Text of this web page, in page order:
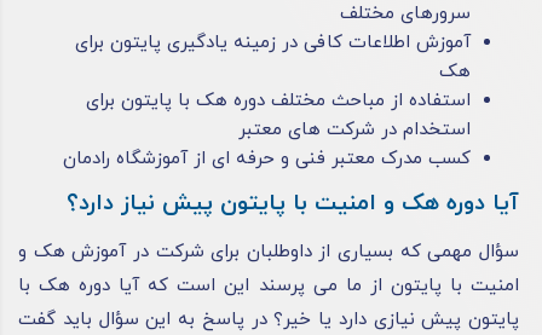
سرورهای مختلف
آموزش اطلاعات کافی در زمینه یادگیری پایتون برای
هک
استفاده از مباحث مختلف دوره هک با پایتون برای
استخدام در شرکت‌ های معتبر
کسب مدرک معتبر فنی و حرفه ای از آموزشگاه رادمان
آیا دوره هک و امنیت با پایتون پیش‌ نیاز دارد؟
سؤال مهمی که بسیاری از داوطلبان برای شرکت در آموزش هک و
امنیت با پایتون از ما می‌ پرسند این است که آیا دوره هک با
پایتون پیش‌ نیازی دارد یا خیر؟ در پاسخ به این سؤال باید گفت